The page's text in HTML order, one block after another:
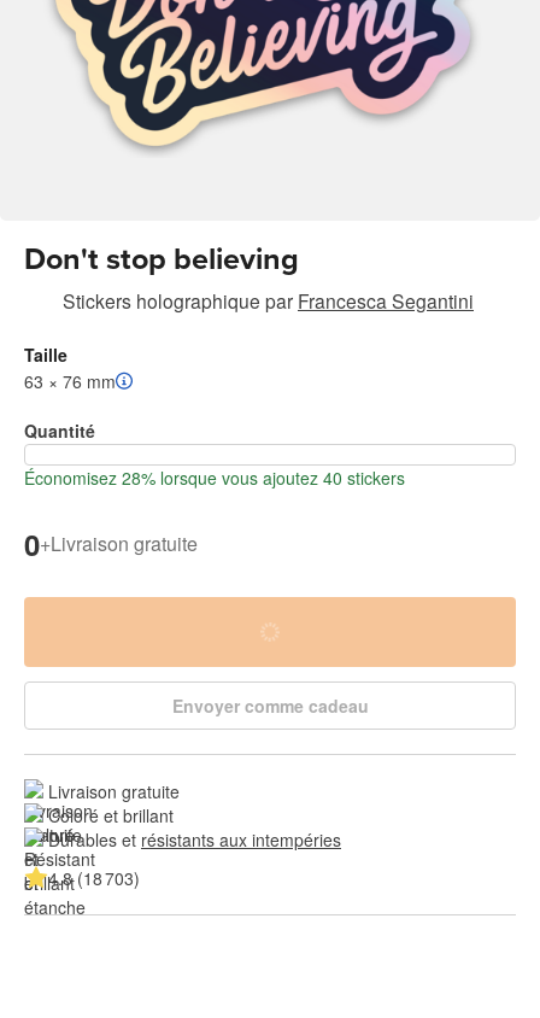
Don't stop believing
Stickers holographique par Francesca Segantini
Taille
63 × 76 mm
Quantité
Économisez 28% lorsque vous ajoutez 40 stickers
0+Livraison gratuite
Envoyer comme cadeau
Livraison gratuite
Coloré et brillant
Durables et résistants aux intempéries
4.8 (18 703)